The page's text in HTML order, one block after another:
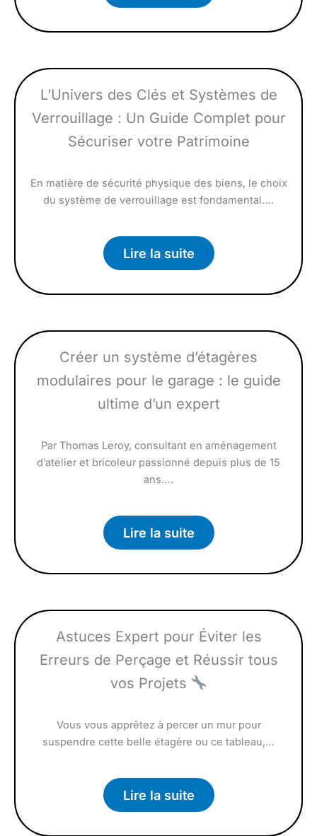
L’Univers des Clés et Systèmes de
Verrouillage : Un Guide Complet pour
Sécuriser votre Patrimoine
En matière de sécurité physique des biens, le choix
du système de verrouillage est fondamental….
Lire la suite
Créer un système d’étagères
modulaires pour le garage : le guide
ultime d’un expert
Par Thomas Leroy, consultant en aménagement
d’atelier et bricoleur passionné depuis plus de 15
ans….
Lire la suite
Astuces Expert pour Éviter les
Erreurs de Perçage et Réussir tous
vos Projets
Vous vous apprêtez à percer un mur pour
suspendre cette belle étagère ou ce tableau,…
Lire la suite